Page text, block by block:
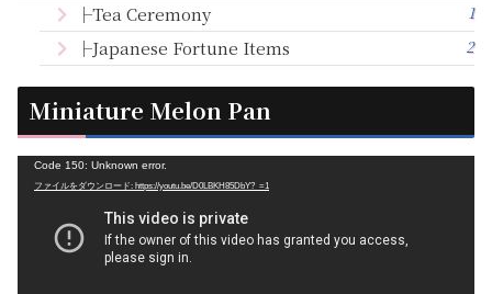
├Tea Ceremony 1
├Japanese Fortune Items 2
Miniature Melon Pan
Code 150: Unknown error.
ファイルをダウンロード: https://youtu.be/D0LBKH85DbY?_=1